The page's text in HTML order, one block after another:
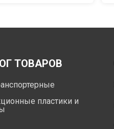
ТОВАРОВ
пластики и